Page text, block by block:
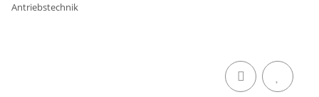
Antriebstechnik